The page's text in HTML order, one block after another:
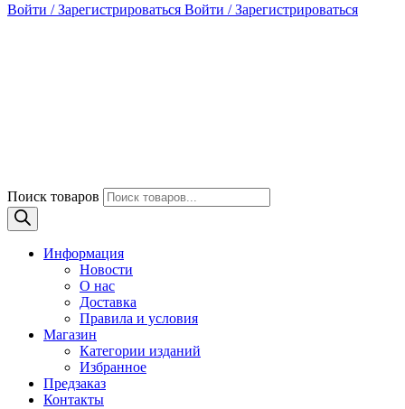
Войти / Зарегистрироваться Войти / Зарегистрироваться
Поиск товаров
Информация
Новости
О нас
Доставка
Правила и условия
Магазин
Категории изданий
Избранное
Предзаказ
Контакты